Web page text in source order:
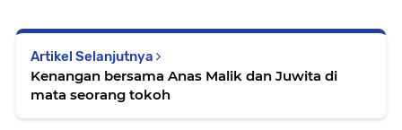
Artikel Selanjutnya
Kenangan bersama Anas Malik dan Juwita di
mata seorang tokoh